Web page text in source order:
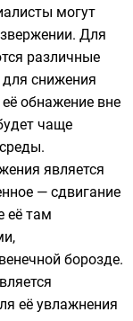
могут
Для
различные
для снижения
обнажение вне
чаще
является
— сдвигание
её там
борозде.
её увлажнения